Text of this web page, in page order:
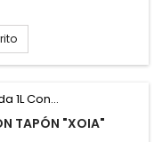
TAPÓN "XOIA"